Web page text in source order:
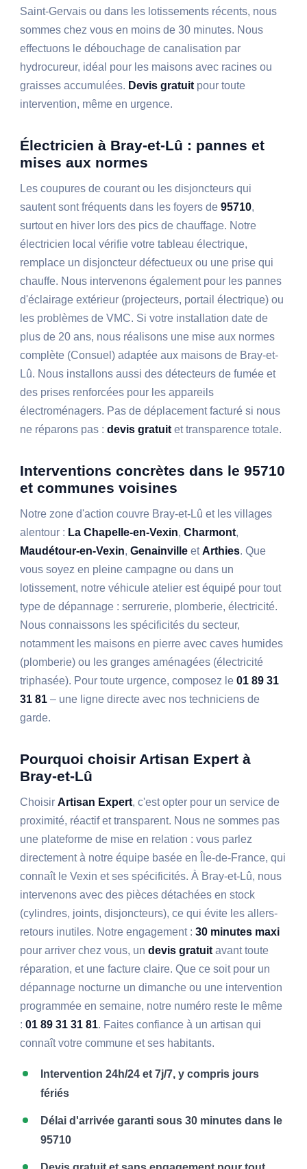
Saint-Gervais ou dans les lotissements récents, nous
sommes chez vous en moins de 30 minutes. Nous
effectuons le débouchage de canalisation par
hydrocureur, idéal pour les maisons avec racines ou
graisses accumulées. Devis gratuitpour toute
intervention, même en urgence.
Électricien à Bray-et-Lû : pannes et
mises aux normes
Les coupures de courant ou les disjoncteurs qui
sautent sont fréquents dans les foyers de95710,
surtout en hiver lors des pics de chauffage. Notre
électricien local vérifie votre tableau électrique,
remplace un disjoncteur défectueux ou une prise qui
chauffe. Nous intervenons également pour les pannes
d'éclairage extérieur (projecteurs, portail électrique) ou
les problèmes de VMC. Si votre installation date de
plus de 20 ans, nous réalisons une mise aux normes
complète (Consuel) adaptée aux maisons de Bray-et-
Lû. Nous installons aussi des détecteurs de fumée et
des prises renforcées pour les appareils
électroménagers. Pas de déplacement facturé si nous
ne réparons pas :devis gratuitet transparence totale.
Interventions concrètes dans le 95710
et communes voisines
Notre zone d'action couvre Bray-et-Lû et les villages
alentour : La Chapelle-en-Vexin,Charmont,
Maudétour-en-Vexin,Genainville etArthies. Que
vous soyez en pleine campagne ou dans un
lotissement, notre véhicule atelier est équipé pour tout
type de dépannage : serrurerie, plomberie, électricité.
Nous connaissons les spécificités du secteur,
notamment les maisons en pierre avec caves humides
(plomberie) ou les granges aménagées (électricité
triphasée). Pour toute urgence, composez le01 89 31
31 81 – une ligne directe avec nos techniciens de
garde.
Pourquoi choisir Artisan Expert à
Bray-et-Lû
ChoisirArtisan Expert, c'est opter pour un service de
proximité, réactif et transparent. Nous ne sommes pas
une plateforme de mise en relation : vous parlez
directement à notre équipe basée en Île-de-France, qui
connaît le Vexin et ses spécificités. À Bray-et-Lû, nous
intervenons avec des pièces détachées en stock
(cylindres, joints, disjoncteurs), ce qui évite les allers-
retours inutiles. Notre engagement :30 minutes maxi
pour arriver chez vous, undevis gratuitavant toute
réparation, et une facture claire. Que ce soit pour un
dépannage nocturne un dimanche ou une intervention
programmée en semaine, notre numéro reste le même
:01 89 31 31 81. Faites confiance à un artisan qui
connaît votre commune et ses habitants.
Intervention 24h/24 et 7j/7, y compris jours
fériés
Délai d'arrivée garanti sous 30 minutes dans le
95710